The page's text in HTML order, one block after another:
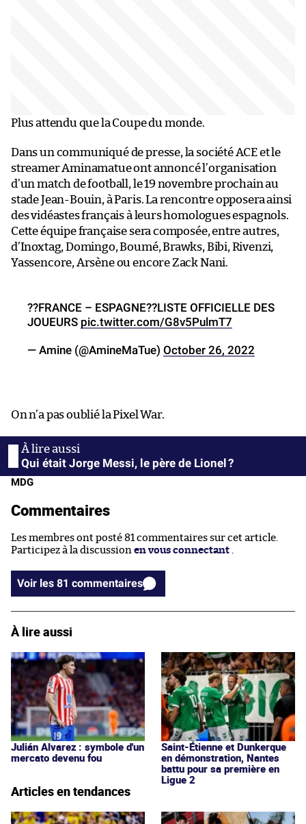
Plus attendu que la Coupe du monde.
Dans un communiqué de presse, la société ACE et le
streamer Aminamatue ont annoncé l’organisation
d’un match de football, le 19 novembre prochain au
stade Jean-Bouin, à Paris. La rencontre opposera ainsi
des vidéastes français à leurs homologues espagnols.
Cette équipe française sera composée, entre autres,
d’Inoxtag, Domingo, Boumé, Brawks, Bibi, Rivenzi,
Yassencore, Arsène ou encore Zack Nani.
??FRANCE – ESPAGNE??LISTE OFFICIELLE DES
JOUEURS pic.twitter.com/G8v5PulmT7
— Amine (@AmineMaTue) October 26, 2022
On n’a pas oublié la Pixel War.
Qui était Jorge Messi, le père de Lionel ?
MDG
Commentaires
Les membres ont posté 81 commentaires sur cet article.
Participez à la discussion en vous connectant
Voir les 81 commentaires
À lire aussi
Julián Alvarez : symbole d'un
mercato devenu fou
Saint-Étienne et Dunkerque
en démonstration, Nantes
battu pour sa première en
Ligue 2
Articles en tendances